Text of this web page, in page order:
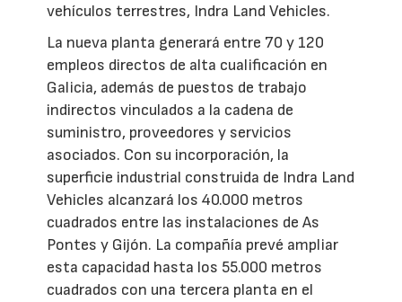
vehículos terrestres, Indra Land Vehicles.
La nueva planta generará entre 70 y 120
empleos directos de alta cualificación en
Galicia, además de puestos de trabajo
indirectos vinculados a la cadena de
suministro, proveedores y servicios
asociados. Con su incorporación, la
superficie industrial construida de Indra Land
Vehicles alcanzará los 40.000 metros
cuadrados entre las instalaciones de As
Pontes y Gijón. La compañía prevé ampliar
esta capacidad hasta los 55.000 metros
cuadrados con una tercera planta en el